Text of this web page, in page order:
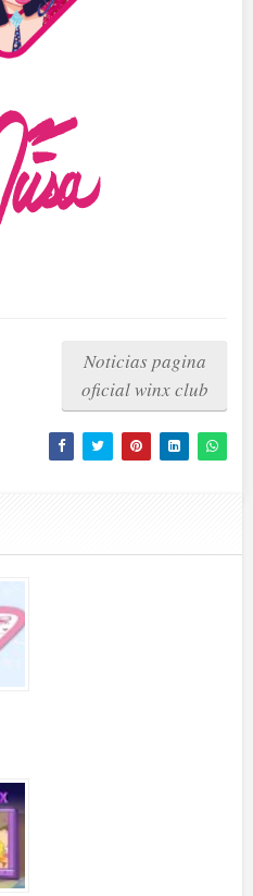
Noticias pagina
oficial winx club